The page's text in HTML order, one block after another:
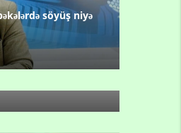
söyüş niyə
- 1937-ci ildən